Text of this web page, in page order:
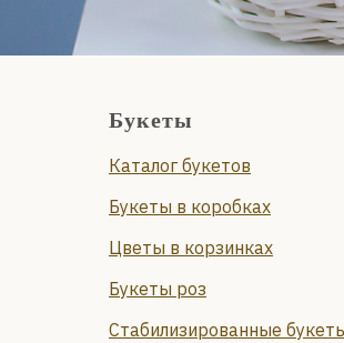
Букеты
Каталог букетов
Букеты в коробках
Цветы в корзинках
Букеты роз
Стабилизированные